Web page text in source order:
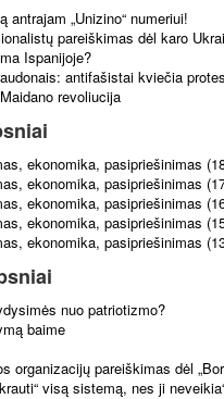
„Unizino“ numeriui!
pareiškimas dėl karo
Ispanijoje?
antifašistai kviečia
revoliucija
ekonomika, pasipriešinimas
ekonomika, pasipriešinimas
ekonomika, pasipriešinimas
ekonomika, pasipriešinimas
ekonomika, pasipriešinimas
nuo patriotizmo?
baime
organizacijų pareiškimas dėl
visą sistemą, nes ji